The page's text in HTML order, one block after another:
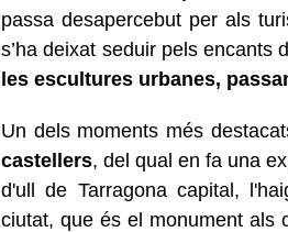
passa desapercebut per als
s’ha deixat seduir pels encants
les escultures urbanes,
Un dels moments més
castellers, del qual en fa una
d'ull de Tarragona capital,
ciutat, que és el monument als